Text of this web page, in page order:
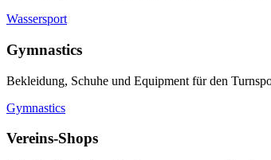
Wassersport
Gymnastics
Bekleidung, Schuhe und Equipment für den
Gymnastics
Vereins-Shops